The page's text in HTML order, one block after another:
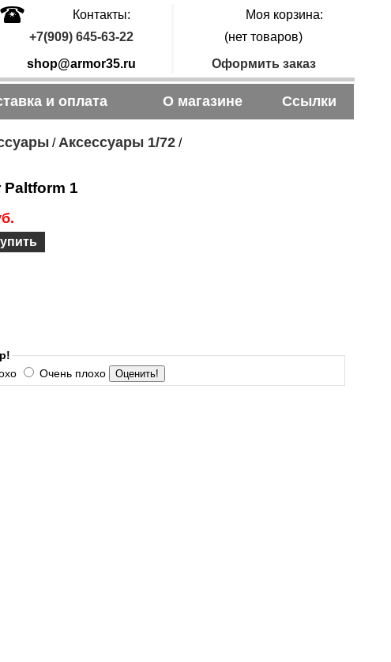
Контакты:
Моя корзина:
+7(909) 645-63-22
shop@armor35.ru
(нет товаров)
Оформить заказ
и оплата О магазине Ссылки
/Аксессуары 1/72/
Paltform 1
Очень плохо